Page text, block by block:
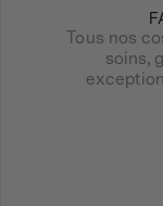
Tous nos
soins,